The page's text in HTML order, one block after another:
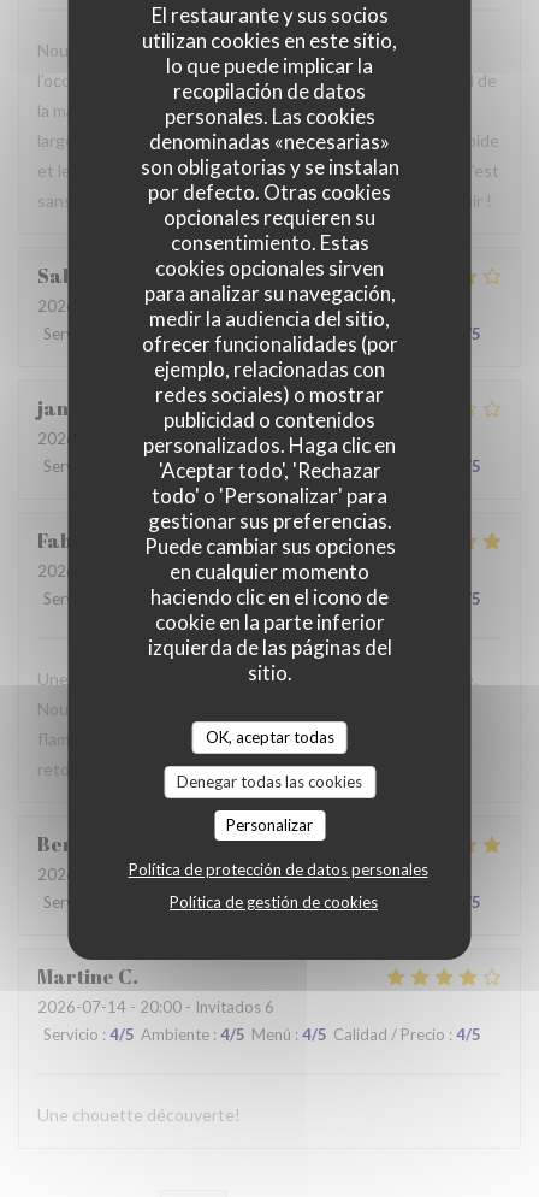
El restaurante y sus socios
utilizan cookies en este sitio,
lo que puede implicar la
recopilación de datos
personales. Las cookies
denominadas «necesarias»
son obligatorias y se instalan
por defecto. Otras cookies
opcionales requieren su
consentimiento. Estas
cookies opcionales sirven
para analizar su navegación,
medir la audiencia del sitio,
ofrecer funcionalidades (por
ejemplo, relacionadas con
redes sociales) o mostrar
publicidad o contenidos
personalizados. Haga clic en
'Aceptar todo', 'Rechazar
todo' o 'Personalizar' para
gestionar sus preferencias.
Puede cambiar sus opciones
en cualquier momento
haciendo clic en el icono de
cookie en la parte inferior
izquierda de las páginas del
sitio.
OK, aceptar todas
Denegar todas las cookies
Personalizar
Política de protección de datos personales
Política de gestión de cookies
Nous avons passé un agréable moment en famille. Ce fut
l’occasion, pour certains d’entre nous, de découvrir le Nord de
la manière la plus authentique qui soit. Le repas était
largement à la hauteur de nos attentes, le service était rapide
et le personnel particulièrement agréable et accueillant. C’est
sans hésiter que nous reviendrons. Au plaisir de vous revoir !
Sabrina
2026-07-25
- 21:00 - Invitados 2
Servicio
Ambiente 4 Menú : 4/5 Calidad / Precio /5
jan
2026-07-28
- 19:30 - Invitados 2
Servicio
Ambiente: 3/5 Menú : 3/5 Calidad / Precio /5
Fabrice
2026-07-19
- 12:00 - Invitados 3
Servicio
Ambiente: 5/5 Menú :4 /5 Calidad / Precio /5
Une table sympathique avec son atmosphère authentique.
Nous avons apprécié notre déjeuner (moule, carbonade,
flamiche au maroilles, etc) et le service. Pourquoi pas y
retourner lors d'un prochaine passage à Lilles.
Benjamin
2026-07-19 - 12:30 - Invitados 2
Servicio
Ambiente: 5/5 Menú: 5/5 Calidad / Precio /5
Martine C
2026-07-14 - 20:00 - Invitados 6
Servicio : 4/5 Ambiente : 4/5 Menú : 4/5 Calidad / Precio : 4/5
Une chouette découverte!